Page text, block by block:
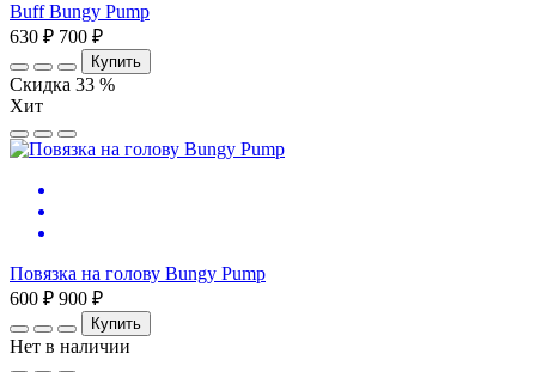
Buff Bungy Pump
630 ₽ 700 ₽
Купить
Скидка 33 %
Хит
Повязка на голову Bungy Pump
600 ₽ 900 ₽
Купить
Нет в наличии